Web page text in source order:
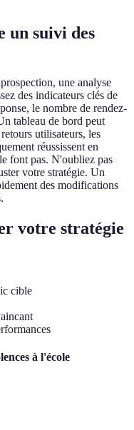
un suivi des
une analyse
des indicateurs clés de
le nombre de rendez-
tableau de bord peut
utilisateurs, les
réussissent en
font pas. N'oubliez pas
votre stratégie. Un
des modifications
votre stratégie
cible
à l'école